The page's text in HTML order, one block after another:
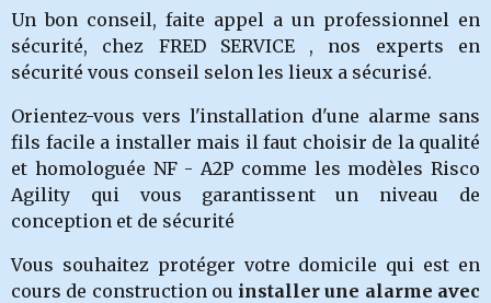
Un bon conseil, faite appel a un professionnel en
sécurité, chez FRED SERVICE , nos experts en
sécurité vous conseil selon les lieux a sécurisé.
Orientez-vous vers l'installation d'une alarme sans
fils facile a installer mais il faut choisir de la qualité
et homologuée NF - A2P comme les modèles Risco
Agility qui vous garantissent un niveau de
conception et de sécurité
Vous souhaitez protéger votre domicile qui est en
cours de construction ou installer une alarme avec